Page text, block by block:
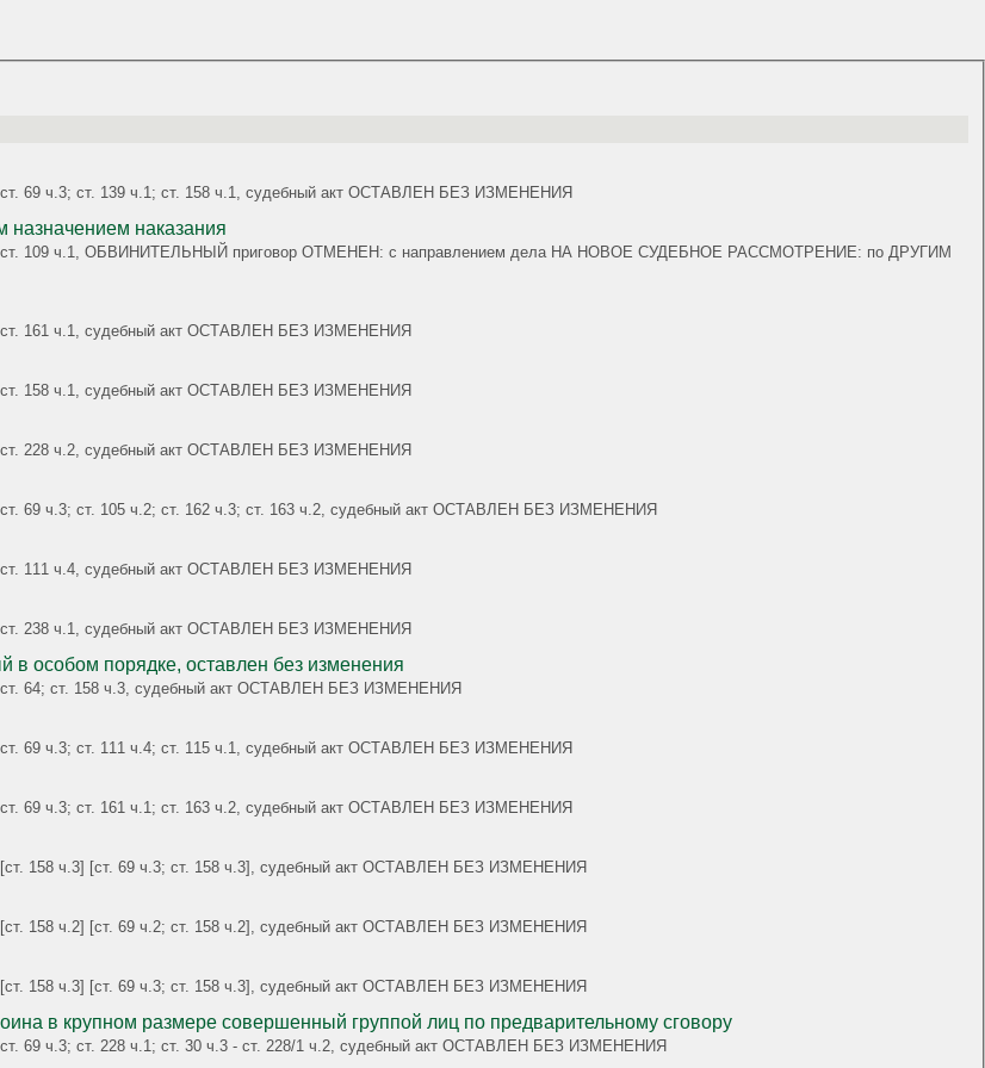
69 ч.3; ст. 139 ч.1; ст. 158 ч.1, судебный акт ОСТАВЛЕН БЕЗ ИЗМЕНЕНИЯ
назначением наказания
ст. 109 ч.1, ОБВИНИТЕЛЬНЫЙ приговор ОТМЕНЕН: с направлением дела НА НОВОЕ СУДЕБНОЕ РАССМОТРЕНИЕ: по ДРУГИМ
ст. 161 ч.1, судебный акт ОСТАВЛЕН БЕЗ ИЗМЕНЕНИЯ
ст. 158 ч.1, судебный акт ОСТАВЛЕН БЕЗ ИЗМЕНЕНИЯ
ст. 228 ч.2, судебный акт ОСТАВЛЕН БЕЗ ИЗМЕНЕНИЯ
69 ч.3; ст. 105 ч.2; ст. 162 ч.3; ст. 163 ч.2, судебный акт ОСТАВЛЕН БЕЗ ИЗМЕНЕНИЯ
ст. 111 ч.4, судебный акт ОСТАВЛЕН БЕЗ ИЗМЕНЕНИЯ
ст. 238 ч.1, судебный акт ОСТАВЛЕН БЕЗ ИЗМЕНЕНИЯ
в особом порядке, оставлен без изменения
ст. 64; ст. 158 ч.3, судебный акт ОСТАВЛЕН БЕЗ ИЗМЕНЕНИЯ
69 ч.3; ст. 111 ч.4; ст. 115 ч.1, судебный акт ОСТАВЛЕН БЕЗ ИЗМЕНЕНИЯ
69 ч.3; ст. 161 ч.1; ст. 163 ч.2, судебный акт ОСТАВЛЕН БЕЗ ИЗМЕНЕНИЯ
[ст. 158 ч.3] [ст. 69 ч.3; ст. 158 ч.3], судебный акт ОСТАВЛЕН БЕЗ ИЗМЕНЕНИЯ
[ст. 158 ч.2] [ст. 69 ч.2; ст. 158 ч.2], судебный акт ОСТАВЛЕН БЕЗ ИЗМЕНЕНИЯ
[ст. 158 ч.3] [ст. 69 ч.3; ст. 158 ч.3], судебный акт ОСТАВЛЕН БЕЗ ИЗМЕНЕНИЯ
в крупном размере совершенный группой лиц по предварительному сговору
69 ч.3; ст. 228 ч.1; ст. 30 ч.3 - ст. 228/1 ч.2, судебный акт ОСТАВЛЕН БЕЗ ИЗМЕНЕНИЯ